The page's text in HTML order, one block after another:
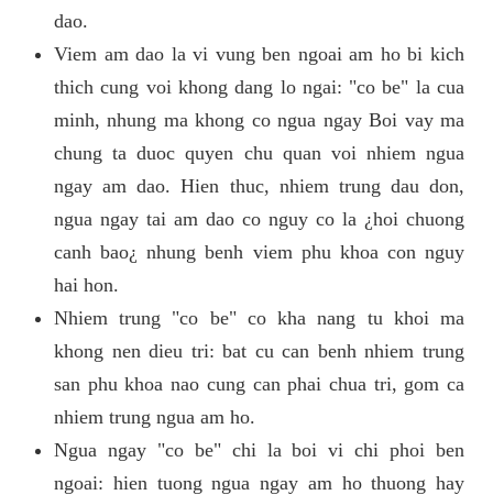
dao.
Viem am dao la vi vung ben ngoai am ho bi kich
thich cung voi khong dang lo ngai: "co be" la cua
minh, nhung ma khong co ngua ngay Boi vay ma
chung ta duoc quyen chu quan voi nhiem ngua
ngay am dao. Hien thuc, nhiem trung dau don,
ngua ngay tai am dao co nguy co la ¿hoi chuong
canh bao¿ nhung benh viem phu khoa con nguy
hai hon.
Nhiem trung "co be" co kha nang tu khoi ma
khong nen dieu tri: bat cu can benh nhiem trung
san phu khoa nao cung can phai chua tri, gom ca
nhiem trung ngua am ho.
Ngua ngay "co be" chi la boi vi chi phoi ben
ngoai: hien tuong ngua ngay am ho thuong hay